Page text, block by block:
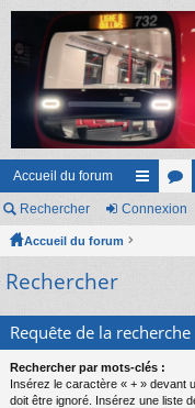
Accueil du forum
ac
s
or
Rechercher Connexion
Accueil du forum
Rechercher
Requête de la recherche
Rechercher par mots-clés :
Insérez le caractère « + » devant
doit être ignoré. Insérez une liste